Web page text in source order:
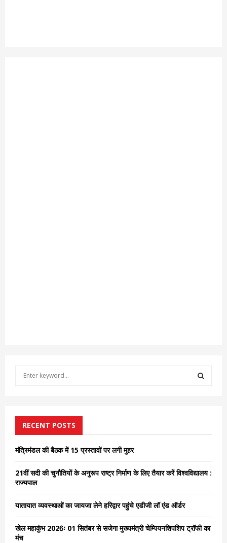
f
o
C
RECENT POSTS
मंत्रिमंडल की बैठक में 15 प्रस्तावों पर लगी मुहर
21वीं सदी की चुनौतियों के अनुरूप राष्ट्र निर्माण के लिए तैयार करें विश्वविद्यालय :
राज्यपाल
यातायात व्यवस्थाओं का जायजा लेने हरिद्वार पहुंचे एडीजी लॉ एंड ऑर्डर
खेल महाकुंभ 2026ः 01 सितंबर से सजेगा मुख्यमंत्री चेम्पियनशिपशिप ट्रॉफी का
मंच